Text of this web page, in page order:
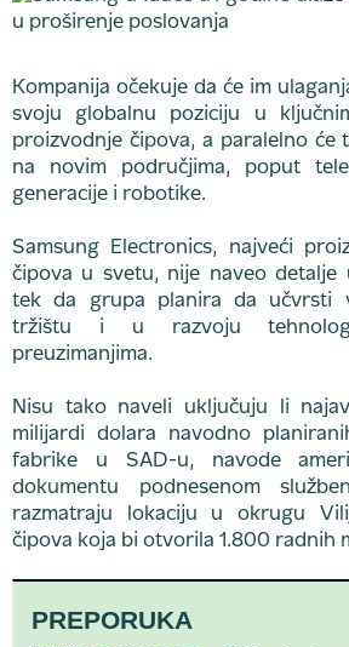
Kompanija očekuje da će im
svoju globalnu poziciju u
proizvodnje čipova, a paralelno će
na novim područjima, poput
generacije i robotike.
Samsung Electronics, najveći
čipova u svetu, nije naveo detalje
tek da grupa planira da učvrsti
tržištu i u razvoju
preuzimanjima.
Nisu tako naveli uključuju li
milijardi dolara navodno
fabrike u SAD-u, navode
dokumentu podnesenom
razmatraju lokaciju u okrugu
čipova koja bi otvorila 1.800 radnih
PREPORUKA